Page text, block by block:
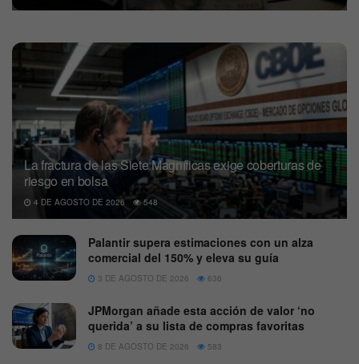
La fractura de las Siete Magníficas exige coberturas de
riesgo en bolsa
4 DE AGOSTO DE 2026 548
Palantir supera estimaciones con un alza
comercial del 150% y eleva su guía
3 DE AGOSTO DE 2026 636
JPMorgan añade esta acción de valor ‘no
querida’ a su lista de compras favoritas
8 DE AGOSTO DE 2026 583